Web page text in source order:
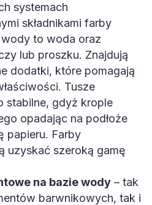
systemach
składnikami farby
to woda oraz
lub proszku. Znajdują
dodatki, które pomagają
Tusze
stabilne, gdyż krople
opadając na podłoże
papieru. Farby
uzyskać szeroką gamę
na bazie wody – tak
barwnikowych, tak i